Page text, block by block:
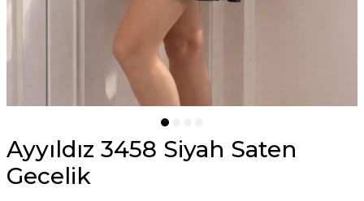
Ayyıldız 3458 Siyah Saten
Gecelik